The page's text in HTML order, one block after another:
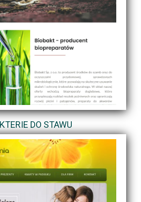
DO STAWU